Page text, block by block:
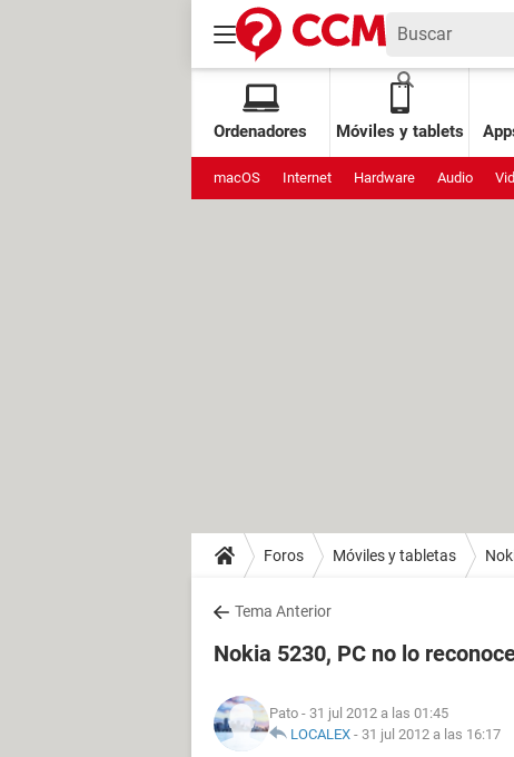
Ordenadores Móviles y tablets
macOS Internet Hardware Audio
Foros Móviles y tabletas
Tema Anterior
Nokia 5230, PC no lo
Pato - 31 jul 2012 a las 01:45
LOCALEX - 31 jul 2012 a las 16:17